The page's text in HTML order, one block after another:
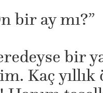
bir ay mı?”
bir
Kaç